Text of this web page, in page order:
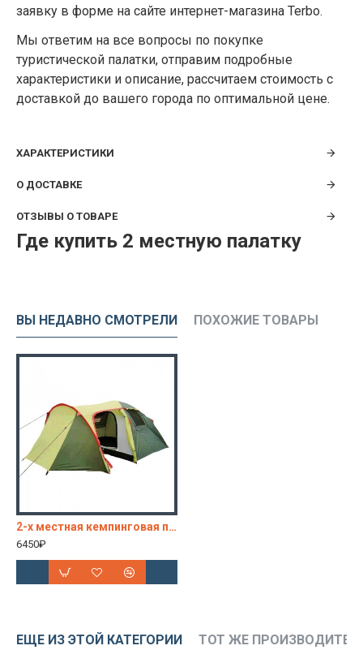
заявку в форме на сайте интернет-магазина Terbo.
Мы ответим на все вопросы по покупке
туристической палатки, отправим подробные
характеристики и описание, рассчитаем стоимость с
доставкой до вашего города по оптимальной цене.
ХАРАКТЕРИСТИКИ
О ДОСТАВКЕ
ОТЗЫВЫ О ТОВАРЕ
Где купить 2 местную палатку
ВЫ НЕДАВНО СМОТРЕЛИ ПОХОЖИЕ ТОВАРЫ
2-х местная кемпинговая палатка MirCamping 1504-2
6450₽
ЕЩЕ ИЗ ЭТОЙ КАТЕГОРИИ ТОТ ЖЕ